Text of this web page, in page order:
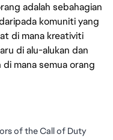
adalah sebahagian
komuniti yang
di mana kreativiti
di alu-alukan dan
mana semua orang
of the Call of Duty